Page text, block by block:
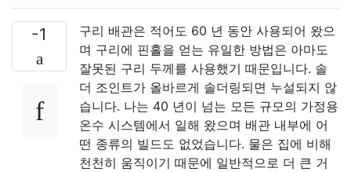
-1
구리 배관은 적어도 60 년 동안 사용되어 왔으
며 구리에 핀홀을 얻는 유일한 방법은 아마도
잘못된 구리 두께를 사용했기 때문입니다. 솔
더 조인트가 올바르게 솔더링되면 누설되지 않
습니다. 나는 40 년이 넘는 모든 규모의 가정용
온수 시스템에서 일해 왔으며 배관 내부에 어
떤 종류의 빌드도 없었습니다. 물은 집에 비해
천천히 움직이기 때문에 일반적으로 더 큰 거